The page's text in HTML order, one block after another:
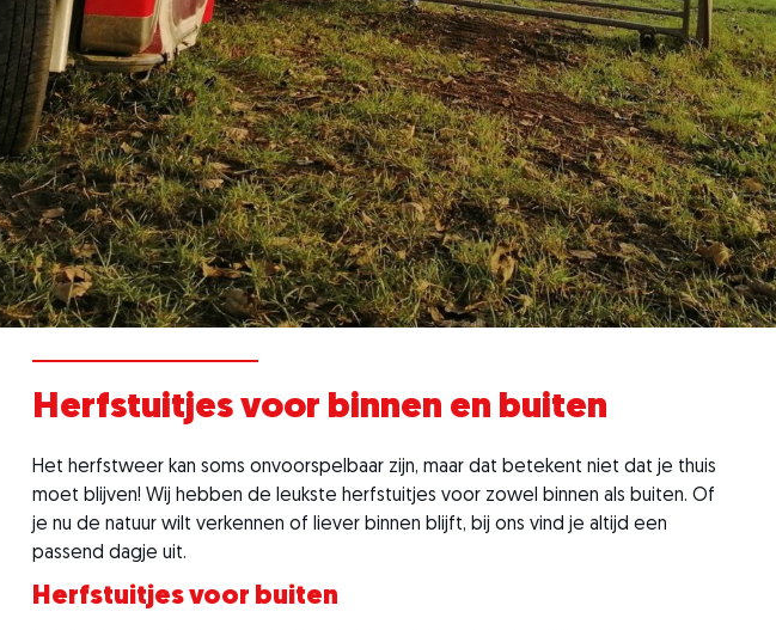
Herfstuitjes voor binnen en buiten
Het herfstweer kan soms onvoorspelbaar zijn, maar dat betekent niet dat je thuis
moet blijven! Wij hebben de leukste herfstuitjes voor zowel binnen als buiten. Of
je nu de natuur wilt verkennen of liever binnen blijft, bij ons vind je altijd een
passend dagje uit.
Herfstuitjes voor buiten